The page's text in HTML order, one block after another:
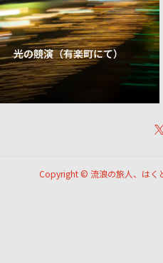
光の競演（有楽町にて）
Copyright © 流浪の旅人、はく